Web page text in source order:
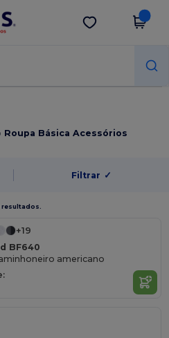
Obter app
Roupa Básica Acessórios
Filtrar ✓
resultados.
+19
BF640
americano